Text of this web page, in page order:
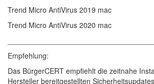
Trend Micro AntiVirus 2019 mac
Trend Micro AntiVirus 2020 mac
Empfehlung:
Das BürgerCERT empfiehlt die zeitnahe
Hersteller bereitgestellten